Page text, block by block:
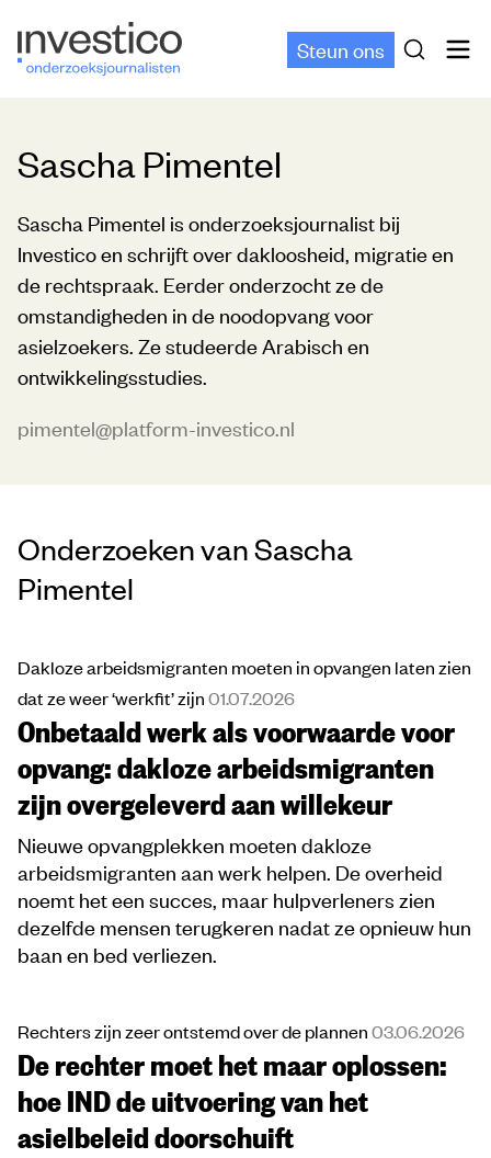
Steun ons
Sascha Pimentel
Sascha Pimentel is onderzoeksjournalist bij
Investico en schrijft over dakloosheid, migratie en
de rechtspraak. Eerder onderzocht ze de
omstandigheden in de noodopvang voor
asielzoekers. Ze studeerde Arabisch en
ontwikkelingsstudies.
pimentel@platform-investico.nl
Onderzoeken van Sascha
Pimentel
Dakloze arbeidsmigranten moeten in opvangen laten zien
dat ze weer ‘werkfit’ zijn01.07.2026
Onbetaald werk als voorwaarde voor
opvang: dakloze arbeidsmigranten
zijn overgeleverd aan willekeur
Nieuwe opvangplekken moeten dakloze
arbeidsmigranten aan werk helpen. De overheid
noemt het een succes, maar hulpverleners zien
dezelfde mensen terugkeren nadat ze opnieuw hun
baan en bed verliezen.
Rechters zijn zeer ontstemd over de plannen03.06.2026
De rechter moet het maar oplossen:
hoe IND de uitvoering van het
asielbeleid doorschuift